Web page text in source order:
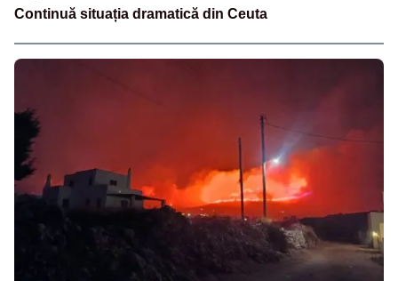
Continuă situația dramatică din Ceuta